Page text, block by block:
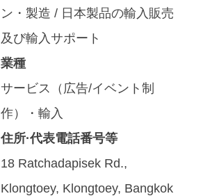
ン・製造 / 日本製品の輸入販売
及び輸入サポート
業種
サービス（広告/イベント制
作）・輸入
住所·代表電話番号等
18 Ratchadapisek Rd.,
Klongtoey, Klongtoey, Bangkok